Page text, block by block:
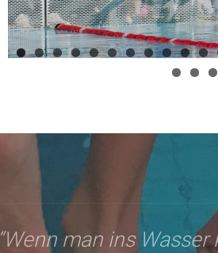
“Wenn man ins